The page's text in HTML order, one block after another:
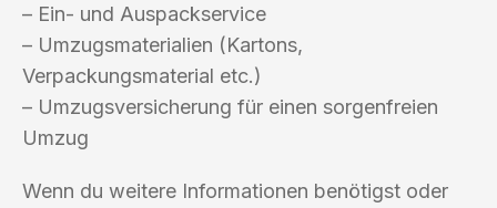
– Ein- und Auspackservice
– Umzugsmaterialien (Kartons,
Verpackungsmaterial etc.)
– Umzugsversicherung für einen sorgenfreien
Umzug
Wenn du weitere Informationen benötigst oder